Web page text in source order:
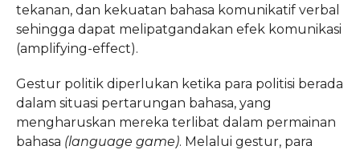
tekanan, dan kekuatan bahasa komunikatif verbal
sehingga dapat melipatgandakan efek komunikasi
(amplifying-effect).
Gestur politik diperlukan ketika para politisi berada
dalam situasi pertarungan bahasa, yang
mengharuskan mereka terlibat dalam permainan
bahasa (language game). Melalui gestur, para